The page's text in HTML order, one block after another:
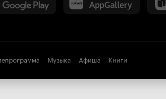
Музыка Афиша Книги